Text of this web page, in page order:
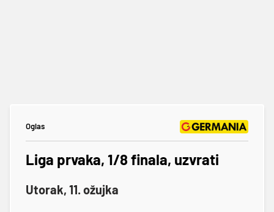
Oglas
Liga prvaka, 1/8 finala, uzvrati
Utorak, 11. ožujka